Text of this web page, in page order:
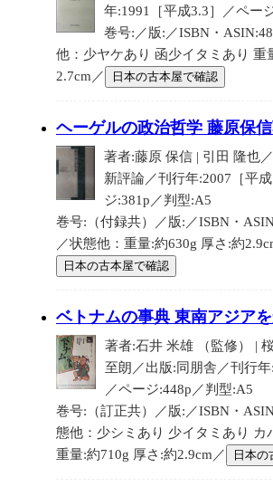
年:1991［平成3.3］／ペー
巻号:／版:／ISBN・
他：少ヤケあり 函少イタミあり 重
2.7cm／
日本の古本屋で確認
ヘーゲルの政治哲学 藤原保
著者:藤原 保信 | 引田 隆也
新評論／刊行年:2007［平
ジ:381p／判型:A5
巻号:（付録共）／版:／ISBN・
／状態他：重量:約630g 厚さ:約
日本の古本屋で確認
ベトナムの事典 東南アジア
著者:石井 米雄 （監修） |
至朗／出版:同朋舎／刊行年
／ページ:448p／判型:A5
巻号:（訂正共）／版:／ISBN・
態他：少シミあり 少イタミあり カ
重量:約710g 厚さ:約2.9cm／
日本の